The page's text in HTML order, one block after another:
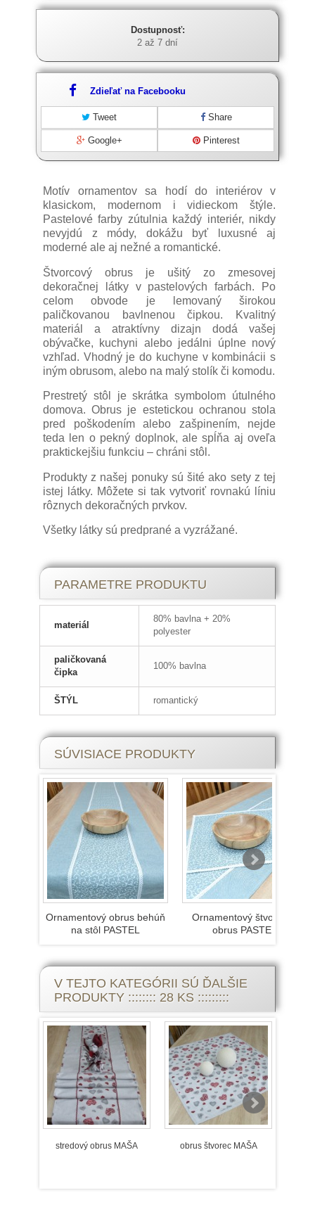
Dostupnosť:
2 až 7 dní
Zdieľať na Facebooku
Tweet Share
Google+ Pinterest
Motív ornamentov sa hodí do interiérov v
klasickom, modernom i vidieckom štýle.
Pastelové farby zútulnia každý interiér, nikdy
nevyjdú z módy, dokážu byť luxusné aj
moderné ale aj nežné a romantické.
Štvorcový obrus je ušitý zo zmesovej
dekoračnej látky v pastelových farbách. Po
celom obvode je lemovaný širokou
paličkovanou bavlnenou čipkou. Kvalitný
materiál a atraktívny dizajn dodá vašej
obývačke, kuchyni alebo jedálni úplne nový
vzhľad. Vhodný je do kuchyne v kombinácii s
iným obrusom, alebo na malý stolík či komodu.
Prestretý stôl je skrátka symbolom útulného
domova. Obrus je estetickou ochranou stola
pred poškodením alebo zašpinením, nejde
teda len o pekný doplnok, ale spĺňa aj oveľa
praktickejšiu funkciu – chráni stôl.
Produkty z našej ponuky sú šité ako sety z tej
istej látky. Môžete si tak vytvoriť rovnakú líniu
rôznych dekoračných prvkov.
Všetky látky sú predprané a vyzrážané.
PARAMETRE PRODUKTU
materiál
80% bavlna + 20%
polyester
paličkovaná
čipka
100% bavlna
ŠTÝL romantický
SÚVISIACE PRODUKTY
Ornamentový obrus behúň
na stôl PASTEL
Ornamentový štvorcový
obrus PASTEL
V TEJTO KATEGÓRII SÚ ĎALŠIE
PRODUKTY :::::::: 28 KS :::::::::
stredový obrus MAŠA obrus štvorec MAŠA